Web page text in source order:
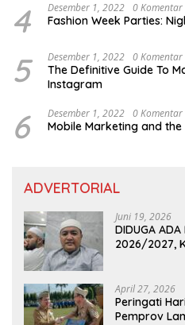
4 Desember 1, 2022 0 Komentar
Fashion Week Parties:
5 Desember 1, 2022 0 Komentar
The Definitive Guide To
Instagram
6 Desember 1, 2022 0 Komentar
Mobile Marketing and
ADVERTORIAL
Juni 19, 2026
DIDUGA ADA
2026/2027,
April 27, 2026
Peringati
Pemprov